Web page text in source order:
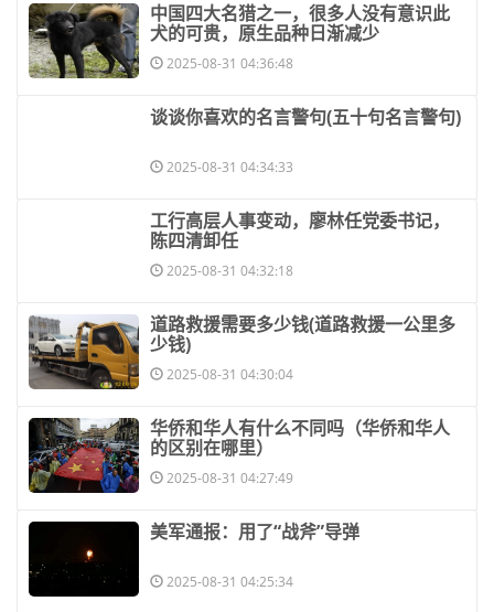
​中国四大名猎之一，很多人没有意识此
犬的可贵，原生品种日渐减少
2025-08-31 04:36:48
​谈谈你喜欢的名言警句(五十句名言警句)
2025-08-31 04:34:33
​工行高层人事变动，廖林任党委书记，
陈四清卸任
2025-08-31 04:32:18
​道路救援需要多少钱(道路救援一公里多
少钱)
2025-08-31 04:30:04
​华侨和华人有什么不同吗（华侨和华人
的区别在哪里）
2025-08-31 04:27:49
​美军通报：用了“战斧”导弹
2025-08-31 04:25:34